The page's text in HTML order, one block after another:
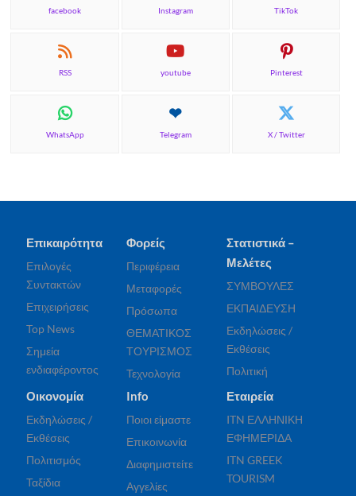
facebook Instagram TikTok
RSS youtube Pinterest
WhatsApp Telegram X / Twitter
Επικαιρότητα
Επιλογές
Συντακτών
Επιχειρήσεις
Top News
Σημεία
ενδιαφέροντος
Φορείς
Περιφέρεια
Μεταφορές
Πρόσωπα
ΘΕΜΑΤΙΚΟΣ
ΤΟΥΡΙΣΜΟΣ
Τεχνολογία
Στατιστικά –
Μελέτες
ΣΥΜΒΟΥΛΕΣ
ΕΚΠΑΙΔΕΥΣΗ
Εκδηλώσεις /
Εκθέσεις
Πολιτική
Οικονομία
Εκδηλώσεις /
Εκθέσεις
Πολιτισμός
Ταξίδια
Info
Ποιοι είμαστε
Επικοινωνία
Διαφημιστείτε
Αγγελίες
Εταιρεία
ITN ΕΛΛΗΝΙΚΗ
ΕΦΗΜΕΡΙΔΑ
ITN GREEK
TOURISM